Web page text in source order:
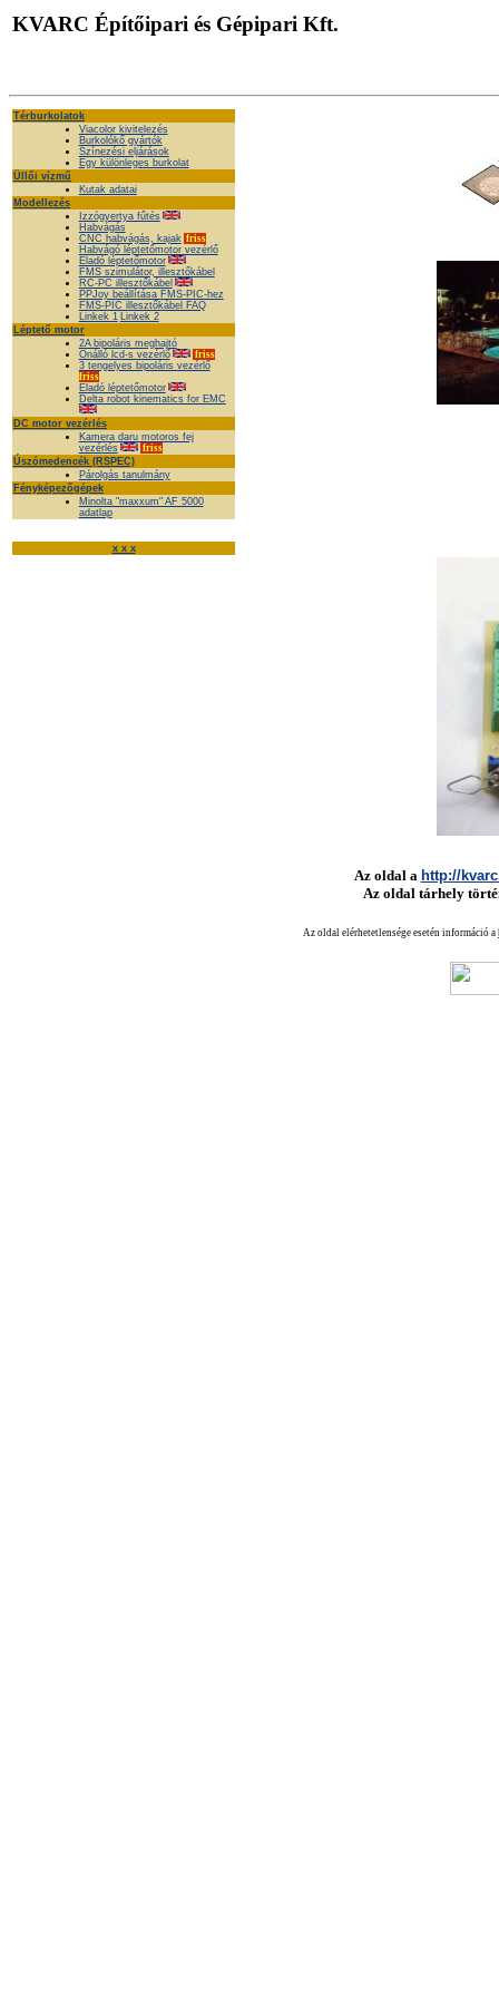
KVARC Építőipari és Gépipari Kft.
Térburkolatok
Viacolor kivitelezés
Burkolókő gyártók
Színezési eljárások
Egy különleges burkolat
Üllői vízmű
Kutak adatai
Modellezés
Izzógyertya fűtés
Habvágás
CNC habvágás, kajak friss
Habvágó léptetőmotor vezérlő
Eladó léptetőmotor
FMS szimulátor, illesztőkábel
RC-PC illesztőkábel
PPJoy beállítása FMS-PIC-hez
FMS-PIC illesztőkábel FAQ
Linkek 1 Linkek 2
Léptető motor
2A bipoláris meghajtó
Önálló lcd-s vezérlő
friss
3 tengelyes bipoláris vezérlő
friss
Eladó léptetőmotor
Delta robot kinematics for EMC
DC motor vezérlés
Kamera daru motoros fej
vezérlés
friss
Úszómedencék (RSPEC)
Párolgás tanulmány
Fényképezőgépek
Minolta "maxxum" AF 5000
adatlap
x x x
Az oldal a http://
Az oldal tárhely
Az oldal elérhetetlensége esetén információ a